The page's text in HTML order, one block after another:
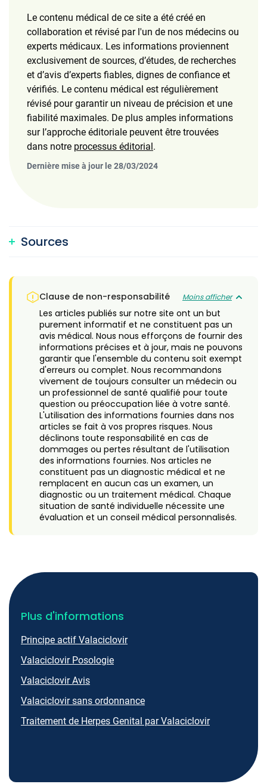
Le contenu médical de ce site a été créé en
collaboration et révisé par l'un de nos médecins ou
experts médicaux. Les informations proviennent
exclusivement de sources, d’études, de recherches
et d’avis d’experts fiables, dignes de confiance et
vérifiés. Le contenu médical est régulièrement
révisé pour garantir un niveau de précision et une
fiabilité maximales. De plus amples informations
sur l’approche éditoriale peuvent être trouvées
dans notre processus éditorial.
Dernière mise à jour le 28/03/2024
Sources
Clause de non-responsabilité Moins afficher
Les articles publiés sur notre site ont un but
purement informatif et ne constituent pas un
avis médical. Nous nous efforçons de fournir des
informations précises et à jour, mais ne pouvons
garantir que l'ensemble du contenu soit exempt
d'erreurs ou complet. Nous recommandons
vivement de toujours consulter un médecin ou
un professionnel de santé qualifié pour toute
question ou préoccupation liée à votre santé.
L'utilisation des informations fournies dans nos
articles se fait à vos propres risques. Nous
déclinons toute responsabilité en cas de
dommages ou pertes résultant de l'utilisation
des informations fournies. Nos articles ne
constituent pas un diagnostic médical et ne
remplacent en aucun cas un examen, un
diagnostic ou un traitement médical. Chaque
situation de santé individuelle nécessite une
évaluation et un conseil médical personnalisés.
Plus d'informations
Principe actif Valaciclovir
Valaciclovir Posologie
Valaciclovir Avis
Valaciclovir sans ordonnance
Traitement de Herpes Genital par Valaciclovir